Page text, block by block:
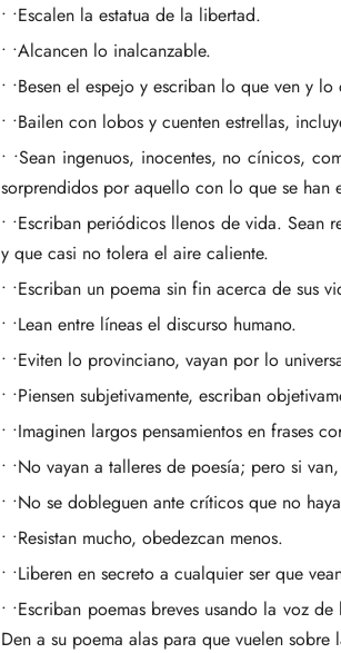
• •Escalen la estatua de la libertad.
• •Alcancen lo inalcanzable.
• •Besen el espejo y escriban lo que ven y lo
• •Bailen con lobos y cuenten estrellas,
• •Sean ingenuos, inocentes, no cínicos,
sorprendidos por aquello con lo que se han
• •Escriban periódicos llenos de vida.
y que casi no tolera el aire caliente.
• •Escriban un poema sin fin acerca de sus
• •Lean entre líneas el discurso humano.
• •Eviten lo provinciano, vayan por lo
• •Piensen subjetivamente, escriban
• •Imaginen largos pensamientos en frases
• •No vayan a talleres de poesía; pero si
• •No se dobleguen ante críticos que no
• •Resistan mucho, obedezcan menos.
• •Liberen en secreto a cualquier ser que
• •Escriban poemas breves usando la voz
Den a su poema alas para que vuelen sobre